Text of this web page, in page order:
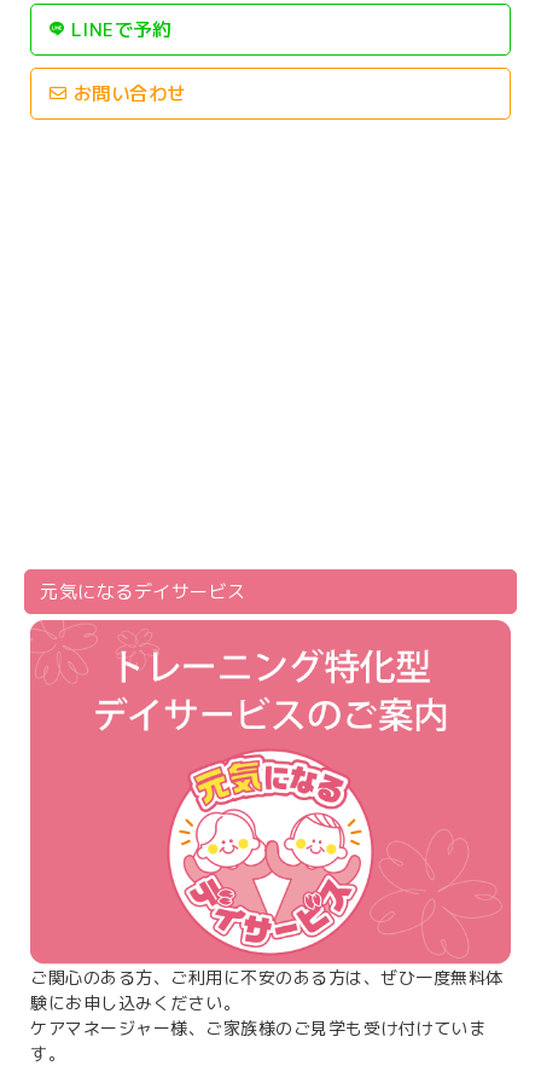
LINEで予約
お問い合わせ
元気になるデイサービス
ご関心のある方、ご利用に不安のある方は、ぜひ一度無料体
験にお申し込みください。
ケアマネージャー様、ご家族様のご見学も受け付けていま
す。